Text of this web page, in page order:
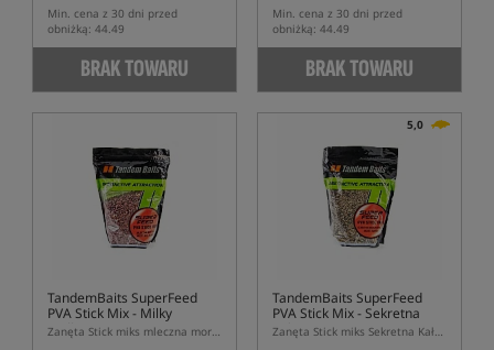
Min. cena z 30 dni przed
obniżką: 44.49
BRAK TOWARU
Min. cena z 30 dni przed
obniżką: 44.49
BRAK TOWARU
TandemBaits SuperFeed
PVA Stick Mix - Milky
Mulberry
Zanęta Stick miks mleczna morwa
5,0
TandemBaits SuperFeed
PVA Stick Mix- Sekretna
Kałamarnica
Zanęta Stick miks Sekretna Kałamarnica